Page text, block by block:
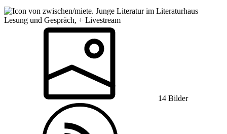
Lesung und Gespräch, + Livestream
14 Bilder